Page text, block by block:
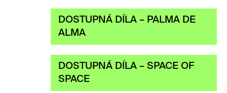
DOSTUPNÁ DÍLA – PALMA DE
ALMA
DOSTUPNÁ DÍLA – SPACE OF
SPACE